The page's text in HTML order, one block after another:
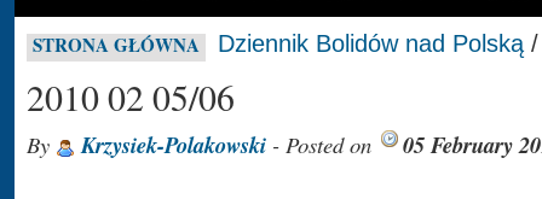
STRONA GŁÓWNA Dziennik Bolidów nad Polską
2010 02 05/06
By Krzysiek-Polakowski - Posted on 05 February